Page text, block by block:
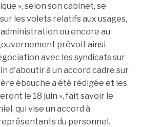
», selon son cabinet, se
les volets relatifs aux usages,
ou encore au
prévoit ainsi
avec les syndicats sur
d'aboutir à un accord cadre sur
ébauche a été rédigée et les
le 18 juin », fait savoir le
qui vise un accord à
du personnel.